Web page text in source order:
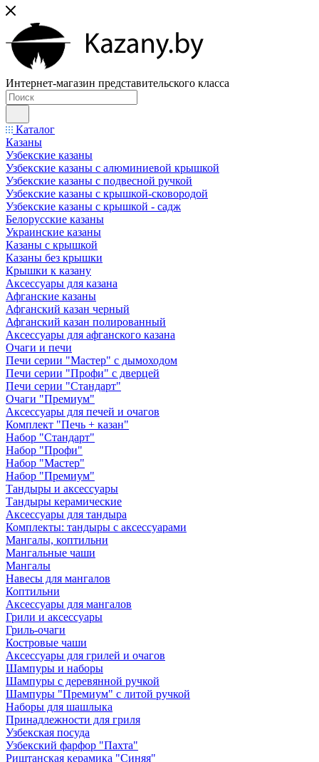
Интернет-магазин представительского класса
Каталог
Казаны
Узбекские казаны
Узбекские казаны с алюминиевой крышкой
Узбекские казаны с подвесной ручкой
Узбекские казаны с крышкой-сковородой
Узбекские казаны с крышкой - садж
Белорусские казаны
Украинские казаны
Казаны с крышкой
Казаны без крышки
Крышки к казану
Аксессуары для казана
Афганские казаны
Афганский казан черный
Афганский казан полированный
Аксессуары для афганского казана
Очаги и печи
Печи серии "Мастер" с дымоходом
Печи серии "Профи" с дверцей
Печи серии "Стандарт"
Очаги "Премиум"
Аксессуары для печей и очагов
Комплект "Печь + казан"
Набор "Стандарт"
Набор "Профи"
Набор "Мастер"
Набор "Премиум"
Тандыры и аксессуары
Тандыры керамические
Аксессуары для тандыра
Комплекты: тандыры с аксессуарами
Мангалы, коптильни
Мангальные чаши
Мангалы
Навесы для мангалов
Коптильни
Аксессуары для мангалов
Грили и аксессуары
Гриль-очаги
Костровые чаши
Аксессуары для грилей и очагов
Шампуры и наборы
Шампуры с деревянной ручкой
Шампуры "Премиум" с литой ручкой
Наборы для шашлыка
Принадлежности для гриля
Узбекская посуда
Узбекский фарфор "Пахта"
Риштанская керамика "Синяя"